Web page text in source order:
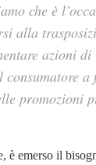
che è
alla
azioni
consumatore
promozioni
è emerso il